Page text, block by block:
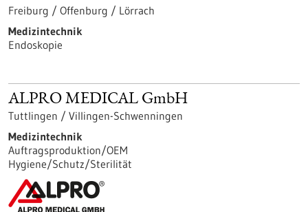
Freiburg / Offenburg / Lörrach
Medizintechnik
Endoskopie
ALPRO MEDICAL GmbH
Tuttlingen / Villingen-Schwenningen
Medizintechnik
Auftragsproduktion/OEM
Hygiene/Schutz/Sterilität